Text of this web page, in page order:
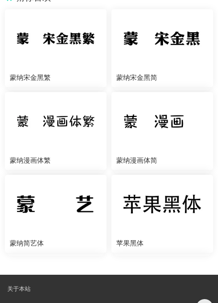
蒙纳宋金黑繁 蒙纳宋金黑简
蒙纳漫画体繁 蒙纳漫画体简
蒙纳简艺体 苹果黑体
关于本站